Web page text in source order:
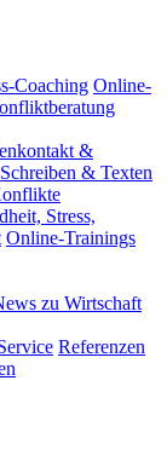
Coaching Online-
&
Schreiben & Texten
Stress,
Online-Trainings
zu Wirtschaft
Referenzen